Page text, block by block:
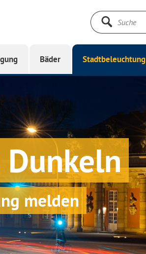
Suche
Bäder Stadtbeleuchtung
melden